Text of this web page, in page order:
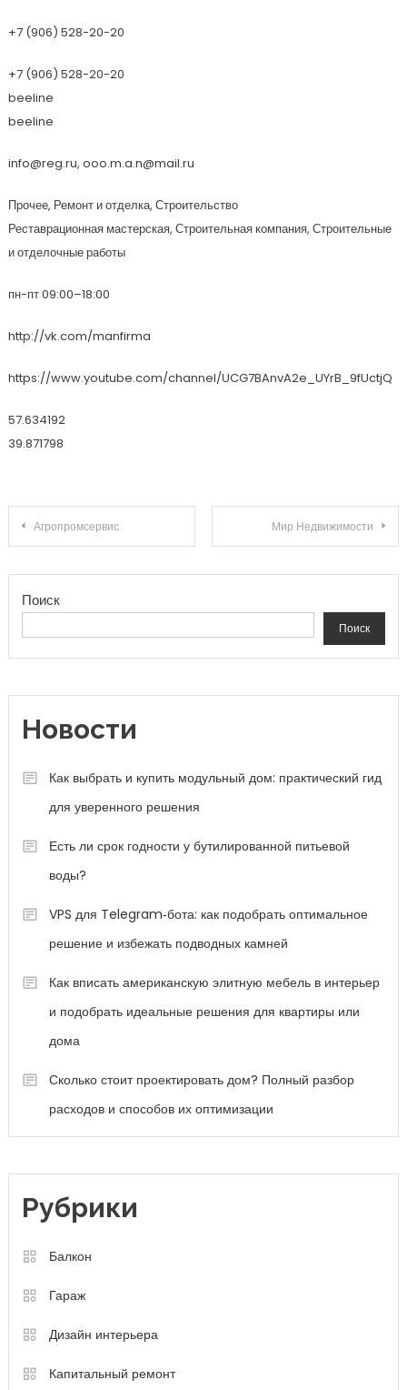
+7 (906) 528-20-20
+7 (906) 528-20-20
beeline
beeline
info@reg.ru, ooo.m.a.n@mail.ru
Прочее, Ремонт и отделка, Строительство
Реставрационная мастерская, Строительная компания, Строительные
и отделочные работы
пн-пт 09:00–18:00
http://vk.com/manfirma
https://www.youtube.com/channel/UCG7BAnvA2e_UYrB_9fUctjQ
57.634192
39.871798
Навигация по записям
Агропромсервис Мир Недвижимости
Поиск
Поиск
Новости
Как выбрать и купить модульный дом: практический гид
для уверенного решения
Есть ли срок годности у бутилированной питьевой
воды?
VPS для Telegram‑бота: как подобрать оптимальное
решение и избежать подводных камней
Как вписать американскую элитную мебель в интерьер
и подобрать идеальные решения для квартиры или
дома
Сколько стоит проектировать дом? Полный разбор
расходов и способов их оптимизации
Рубрики
Балкон
Гараж
Дизайн интерьера
Капитальный ремонт